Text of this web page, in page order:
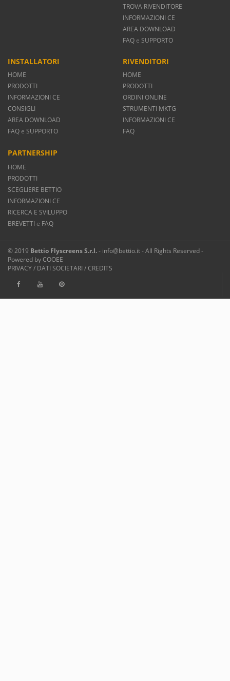
TROVA RIVENDITORE
INFORMAZIONI CE
AREA DOWNLOAD
FAQ e SUPPORTO
INSTALLATORI
HOME
PRODOTTI
INFORMAZIONI CE
CONSIGLI
AREA DOWNLOAD
FAQ e SUPPORTO
RIVENDITORI
HOME
PRODOTTI
ORDINI ONLINE
STRUMENTI MKTG
INFORMAZIONI CE
FAQ
PARTNERSHIP
HOME
PRODOTTI
SCEGLIERE BETTIO
INFORMAZIONI CE
RICERCA E SVILUPPO
BREVETTI e FAQ
© 2019 Bettio Flyscreens S.r.l.- info@bettio.it - All Rights Reserved -
Powered byCOOEE
PRIVACY/ DATI SOCIETARI /CREDITS